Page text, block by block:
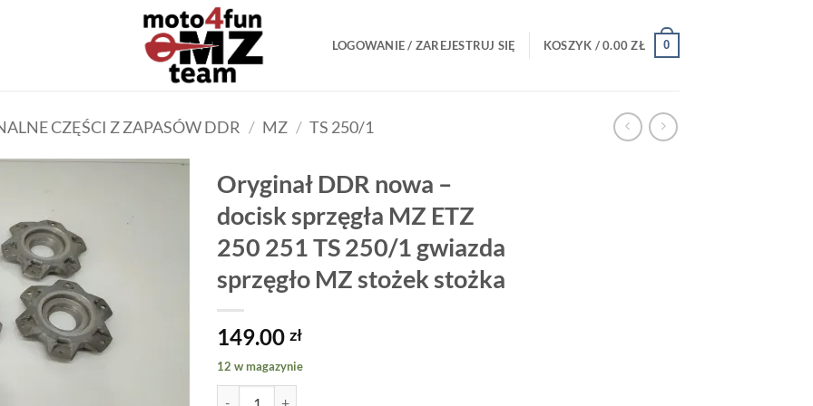
LOGOWANIE / ZAREJESTRUJ SIĘ KOSZYK /0.00ZŁ 0
CZĘŚCI Z ZAPASÓW DDR / MZ / TS 250/1
Oryginał DDR nowa –
docisk sprzęgła MZ ETZ
250 251 TS 250/1 gwiazda
sprzęgło MZ stożek stożka
149.00 zł
12 w magazynie